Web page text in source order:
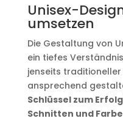
Unisex-
umsetzen
Die Gestaltung von
ein tiefes
jenseits
ansprechend
Schlüssel zum
Schnitten und